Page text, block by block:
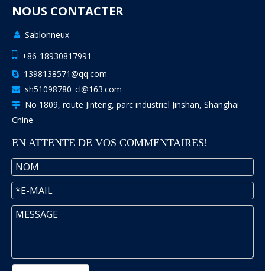
NOUS CONTACTER
 Sablonneux
+86-18930817991
 1398138571@qq.com
 sh51098780_cl@163.com

No 1809, route Jinteng, parc industriel Jinshan, Shanghai
Chine
EN ATTENTE DE VOS COMMENTAIRES!